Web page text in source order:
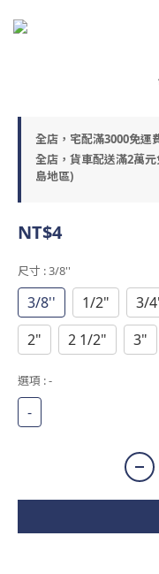
全店，宅配滿3000免運
全店，貨車配送滿2萬
島地區)
NT$4
尺寸 : 3/8''
3/8'' 1/2" 3/
2"
2 1/2" 3"
選項 : -
-